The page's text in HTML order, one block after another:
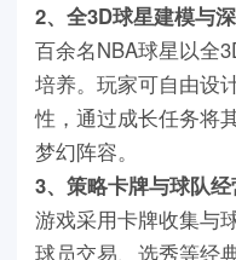
2、全3D球星建模与
百余名NBA球星以全
培养。玩家可自由设
性，通过成长任务将
梦幻阵容。
3、策略卡牌与球队
游戏采用卡牌收集与
球员交易、选秀等经